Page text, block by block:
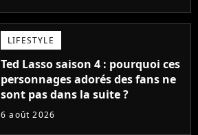
LIFESTYLE
Ted Lasso saison 4 : pourquoi ces
personnages adorés des fans ne
sont pas dans la suite ?
6 août 2026